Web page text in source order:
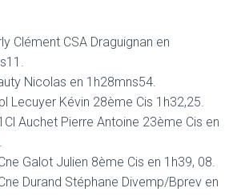
Clément CSA Draguignan en
Nicolas en 1h28mns54.
Lecuyer Kévin 28ème Cis 1h32,25.
Auchet Pierre Antoine 23ème Cis en
Galot Julien 8ème Cis en 1h39, 08.
Durand Stéphane Divemp/Bprev en